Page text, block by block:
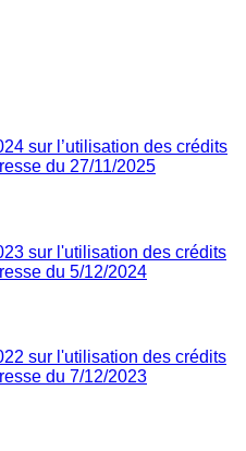
sur l’utilisation des crédits
du 27/11/2025
sur l'utilisation des crédits
du 5/12/2024
sur l'utilisation des crédits
du 7/12/2023